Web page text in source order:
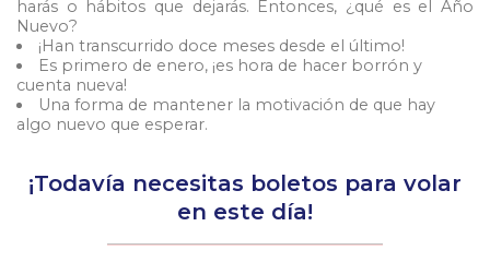
harás o hábitos que dejarás. Entonces, ¿qué es el Año
Nuevo?
¡Han transcurrido doce meses desde el último!
Es primero de enero, ¡es hora de hacer borrón y
cuenta nueva!
Una forma de mantener la motivación de que hay
algo nuevo que esperar.
¡Todavía necesitas boletos para volar
en este día!